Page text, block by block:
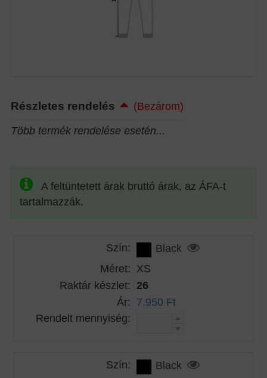
Részletes rendelés
(Bezárom)
Több termék rendelése esetén...
A feltüntetett árak bruttó árak, az ÁFA-t
tartalmazzák.
Szín:
Black
Méret: XS
Raktár készlet: 26
Ár: 7.950 Ft
Rendelt mennyiség:
Szín:
Black